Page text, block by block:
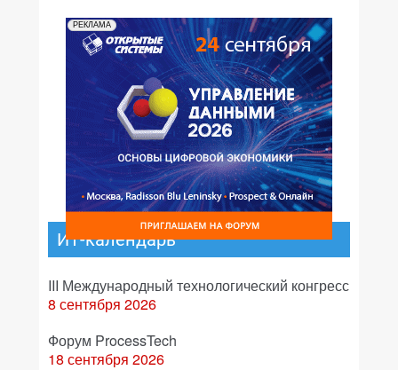
РЕКЛАМА
ИТ-календарь
III Международный технологический конгресс
8 сентября 2026
Форум ProcessTech
18 сентября 2026